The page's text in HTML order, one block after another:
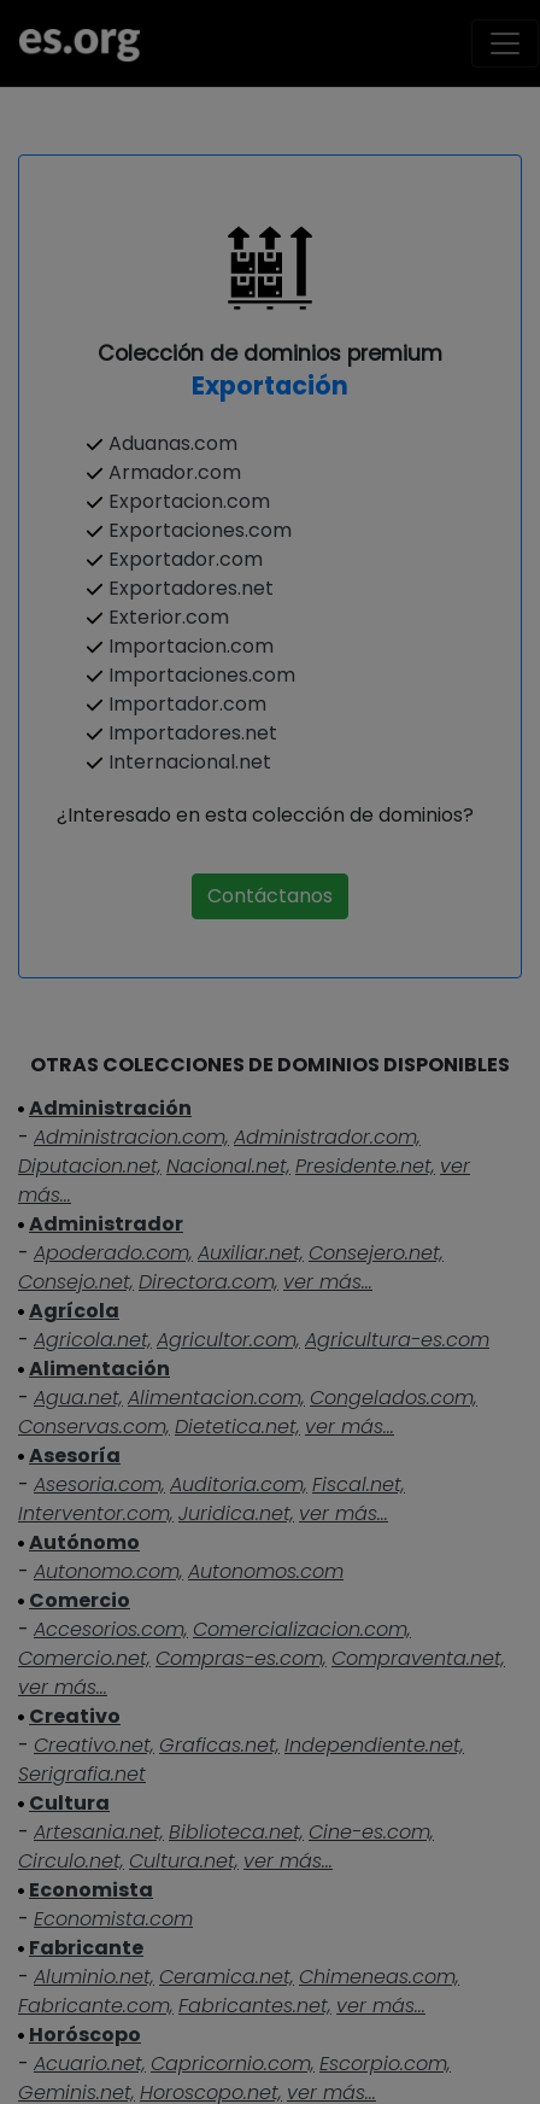
Colección de dominios premium
Exportación
Aduanas.com
Armador.com
Exportacion.com
Exportaciones.com
Exportador.com
Exportadores.net
Exterior.com
Importacion.com
Importaciones.com
Importador.com
Importadores.net
Internacional.net
¿Interesado en esta colección de dominios?
Contáctanos
OTRAS COLECCIONES DE DOMINIOS DISPONIBLES
Administración
- Administracion.com, Administrador.com,
Diputacion.net, Nacional.net, Presidente.net, ver
más...
Administrador
- Apoderado.com, Auxiliar.net, Consejero.net,
Consejo.net, Directora.com, ver más...
Agrícola
- Agricola.net, Agricultor.com, Agricultura-es.com
Alimentación
- Agua.net, Alimentacion.com, Congelados.com,
Conservas.com, Dietetica.net, ver más...
Asesoría
- Asesoria.com, Auditoria.com, Fiscal.net,
Interventor.com, Juridica.net, ver más...
Autónomo
- Autonomo.com, Autonomos.com
Comercio
- Accesorios.com, Comercializacion.com,
Comercio.net, Compras-es.com, Compraventa.net,
ver más...
Creativo
- Creativo.net, Graficas.net, Independiente.net,
Serigrafia.net
Cultura
- Artesania.net, Biblioteca.net, Cine-es.com,
Circulo.net, Cultura.net, ver más...
Economista
- Economista.com
Fabricante
- Aluminio.net, Ceramica.net, Chimeneas.com,
Fabricante.com, Fabricantes.net, ver más...
Horóscopo
- Acuario.net, Capricornio.com, Escorpio.com,
Geminis.net, Horoscopo.net, ver más...